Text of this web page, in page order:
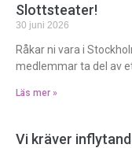
Slottsteater!
30 juni 2026
Råkar ni vara i
medlemmar ta del av
Läs mer »
Vi kräver